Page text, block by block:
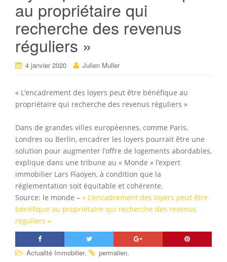
au propriétaire qui
recherche des revenus
réguliers »
4 janvier 2020 Julien Muller
« L’encadrement des loyers peut être bénéfique au
propriétaire qui recherche des revenus réguliers »
Dans de grandes villes européennes, comme Paris,
Londres ou Berlin, encadrer les loyers pourrait être une
solution pour augmenter l’offre de logements abordables,
explique dans une tribune au « Monde » l’expert
immobilier Lars Flaoyen, à condition que la
réglementation soit équitable et cohérente.
Source: le monde – « L’encadrement des loyers peut être
bénéfique au propriétaire qui recherche des revenus
réguliers »
Actualité Immobilier. permalien.